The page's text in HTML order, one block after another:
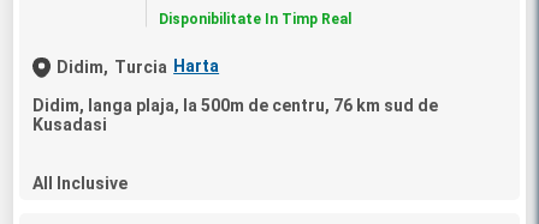
Disponibilitate In Timp Real
Didim, Turcia Harta
Didim, langa plaja, la 500m de centru, 76 km sud de
Kusadasi
All Inclusive